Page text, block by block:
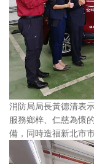
消防局局長黃德清表
服務鄉梓、仁慈為懷
備，同時造福新北市市